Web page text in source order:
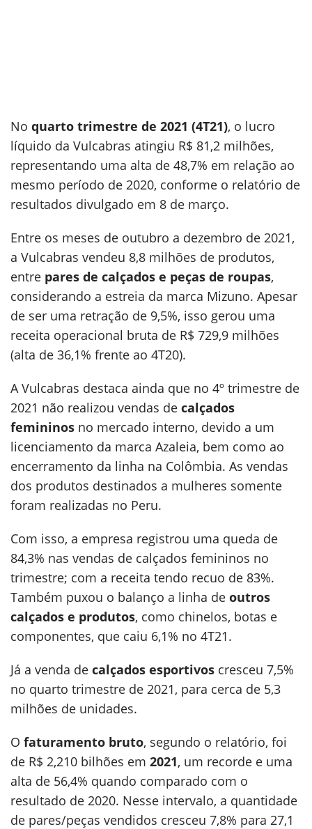
No quarto trimestre de 2021 (4T21), o lucro
líquido da Vulcabras atingiu R$ 81,2 milhões,
representando uma alta de 48,7% em relação ao
mesmo período de 2020, conforme o relatório de
resultados divulgado em 8 de março.
Entre os meses de outubro a dezembro de 2021,
a Vulcabras vendeu 8,8 milhões de produtos,
entre pares de calçados e peças de roupas,
considerando a estreia da marca Mizuno. Apesar
de ser uma retração de 9,5%, isso gerou uma
receita operacional bruta de R$ 729,9 milhões
(alta de 36,1% frente ao 4T20).
A Vulcabras destaca ainda que no 4º trimestre de
2021 não realizou vendas de calçados
femininos no mercado interno, devido a um
licenciamento da marca Azaleia, bem como ao
encerramento da linha na Colômbia. As vendas
dos produtos destinados a mulheres somente
foram realizadas no Peru.
Com isso, a empresa registrou uma queda de
84,3% nas vendas de calçados femininos no
trimestre; com a receita tendo recuo de 83%.
Também puxou o balanço a linha de outros
calçados e produtos, como chinelos, botas e
componentes, que caiu 6,1% no 4T21.
Já a venda de calçados esportivos cresceu 7,5%
no quarto trimestre de 2021, para cerca de 5,3
milhões de unidades.
O faturamento bruto, segundo o relatório, foi
de R$ 2,210 bilhões em 2021, um recorde e uma
alta de 56,4% quando comparado com o
resultado de 2020. Nesse intervalo, a quantidade
de pares/peças vendidos cresceu 7,8% para 27,1